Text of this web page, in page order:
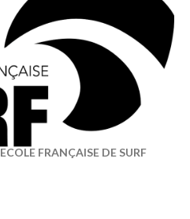
ECOLE FRANÇAISE DE SURF